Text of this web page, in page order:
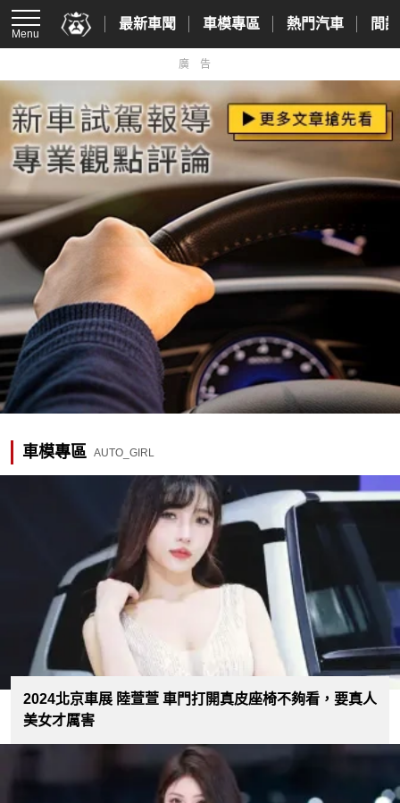
Menu
最新車聞 車模專區 熱門汽車 間
廣告
車模專區 AUTO_GIRL
2024北京車展 陸萱萱 車門打開真皮座椅不夠看，要真人
美女才厲害